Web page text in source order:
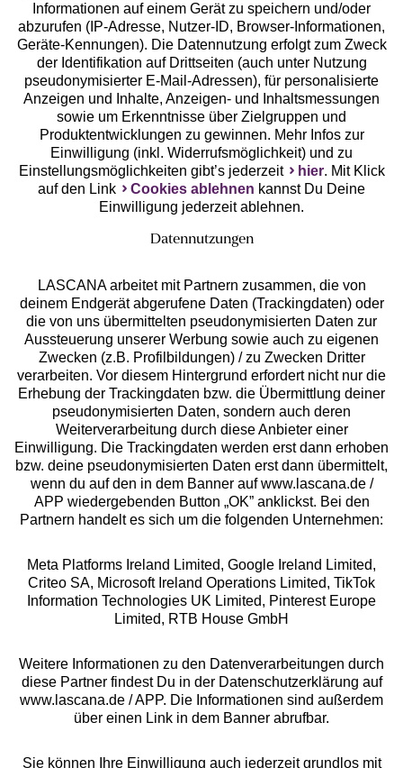
Gratis Versand ab50 €
Kostenlose Retoure
°Punkte sammeln
Services
Beratung
Über uns
Rechtliches
Alle Preise inkl. MwSt., zzgl.
Versandkosten
** Bonität vorausgesetzt, berechtigt zur Bonitätsprüfung
Informationen auf einem Gerät zu speichern und/oder
abzurufen (IP-Adresse, Nutzer-ID, Browser-Informationen,
Geräte-Kennungen). Die Datennutzung erfolgt zum Zweck
der Identifikation auf Drittseiten (auch unter Nutzung
pseudonymisierter E-Mail-Adressen), für personalisierte
Anzeigen und Inhalte, Anzeigen- und Inhaltsmessungen
sowie um Erkenntnisse über Zielgruppen und
Produktentwicklungen zu gewinnen. Mehr Infos zur
Einwilligung (inkl. Widerrufsmöglichkeit) und zu
Einstellungsmöglichkeiten gibt’s jederzeit
hier. Mit Klick
auf den Link
Cookies ablehnen kannst Du Deine
Einwilligung jederzeit ablehnen.
Datennutzungen
LASCANA arbeitet mit Partnern zusammen, die von
deinem Endgerät abgerufene Daten (Trackingdaten) oder
die von uns übermittelten pseudonymisierten Daten zur
Aussteuerung unserer Werbung sowie auch zu eigenen
Zwecken (z.B. Profilbildungen) / zu Zwecken Dritter
verarbeiten. Vor diesem Hintergrund erfordert nicht nur die
Erhebung der Trackingdaten bzw. die Übermittlung deiner
pseudonymisierten Daten, sondern auch deren
Weiterverarbeitung durch diese Anbieter einer
Einwilligung. Die Trackingdaten werden erst dann erhoben
bzw. deine pseudonymisierten Daten erst dann übermittelt,
wenn du auf den in dem Banner auf www.lascana.de /
APP wiedergebenden Button „OK” anklickst. Bei den
Partnern handelt es sich um die folgenden Unternehmen:
Meta Platforms Ireland Limited, Google Ireland Limited,
Criteo SA, Microsoft Ireland Operations Limited, TikTok
Information Technologies UK Limited, Pinterest Europe
Limited, RTB House GmbH
Weitere Informationen zu den Datenverarbeitungen durch
diese Partner findest Du in der Datenschutzerklärung auf
www.lascana.de / APP. Die Informationen sind außerdem
über einen Link in dem Banner abrufbar.
Sie können Ihre Einwilligung auch jederzeit grundlos mit